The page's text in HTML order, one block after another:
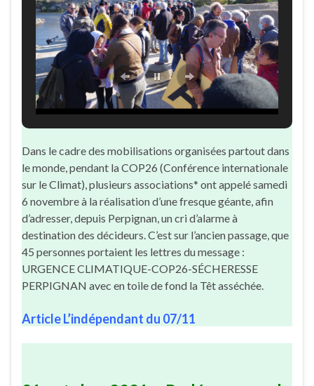
Dans le cadre des mobilisations organisées partout dans
le monde, pendant la COP26 (Conférence internationale
sur le Climat), plusieurs associations* ont appelé samedi
6 novembre à la réalisation d’une fresque géante, afin
d’adresser, depuis Perpignan, un cri d’alarme à
destination des décideurs. C’est sur l’ancien passage, que
45 personnes portaient les lettres du message :
URGENCE CLIMATIQUE-COP26-SÉCHERESSE
PERPIGNAN avec entoile de fond la Têt asséchée.
Article L’indépendant du 07/11